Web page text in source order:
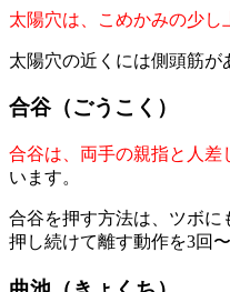
太陽穴は、こめかみの少し
太陽穴の近くには側頭筋
合谷（ごうこく）
合谷は、両手の親指と人差
います。
合谷を押す方法は、ツボに
押し続けて離す動作を3回